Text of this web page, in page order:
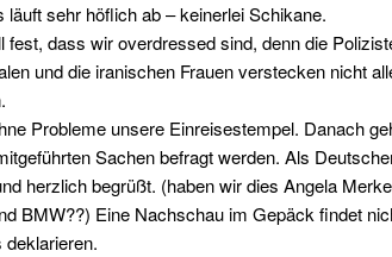
läuft sehr höflich ab – keinerlei Schikane.
fest, dass wir overdressed sind, denn die
und die iranischen Frauen verstecken nicht
Probleme unsere Einreisestempel. Danach
Sachen befragt werden. Als
herzlich begrüßt. (haben wir dies Angela
BMW??) Eine Nachschau im Gepäck findet